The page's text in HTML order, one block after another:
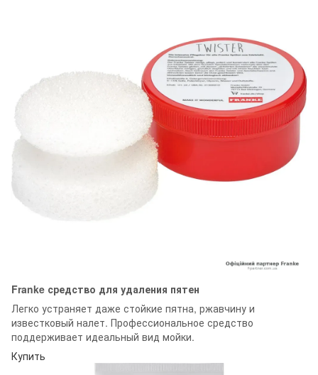
Franke средство для удаления пятен
Легко устраняет даже стойкие пятна, ржавчину и
известковый налет. Профессиональное средство
поддерживает идеальный вид мойки.
Купить